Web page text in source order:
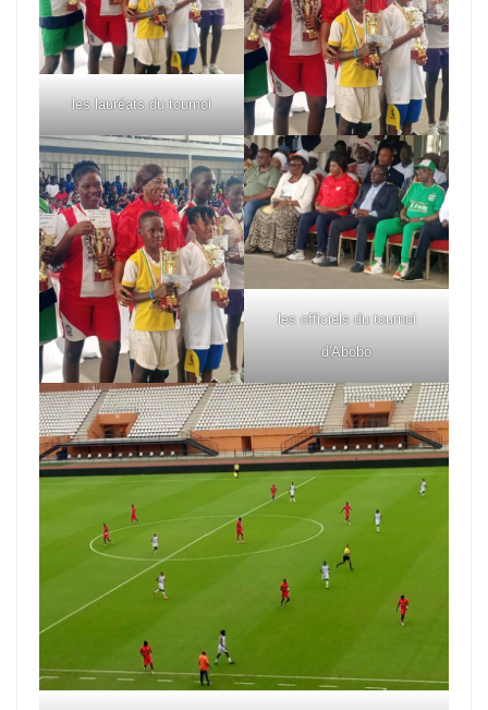
les lauréats du tournoi
les officiels du tournoi
d'Abobo